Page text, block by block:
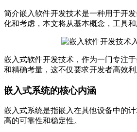
简介嵌入软件开发技术是一种用于开
化和考虑，本文将从基本概念，工具
嵌入式软件开发技术，作为一门专注
和精确考量，这不仅要求开发者高效
嵌入式系统的核心内涵
嵌入式系统是指嵌入在其他设备中的
高的可靠性和稳定性。